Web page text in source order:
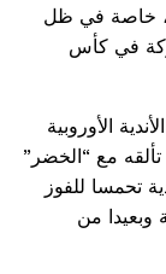
خاصة في ظل
في كأس
الأوروبية
مع “الخضر”
تحمسا للفوز
من